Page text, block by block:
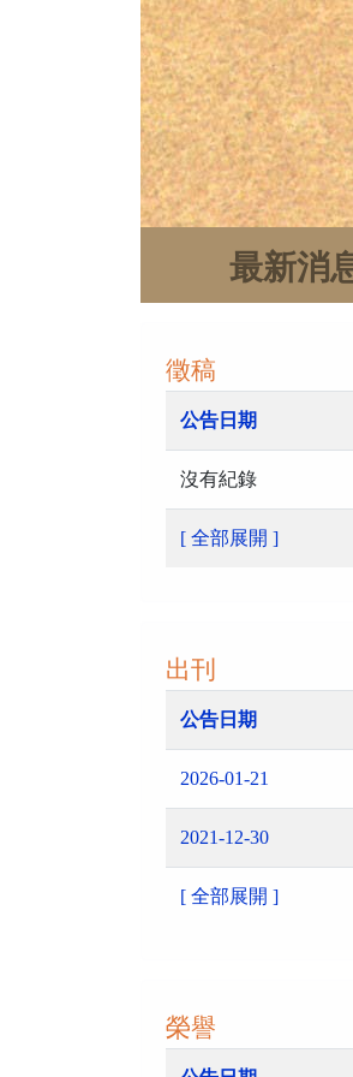
最新消
徵稿
公告日期
沒有紀錄
[ 全部展開 ]
出刊
公告日期
2026-01-21
2021-12-30
[ 全部展開 ]
榮譽